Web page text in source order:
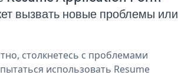
вызвать новые проблемы или
столкнетесь с проблемами
использовать Resume